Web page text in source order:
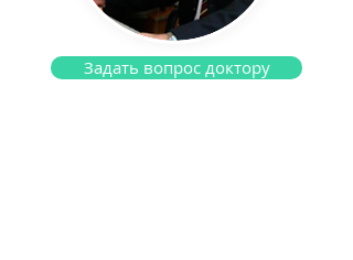
Задать вопрос доктору